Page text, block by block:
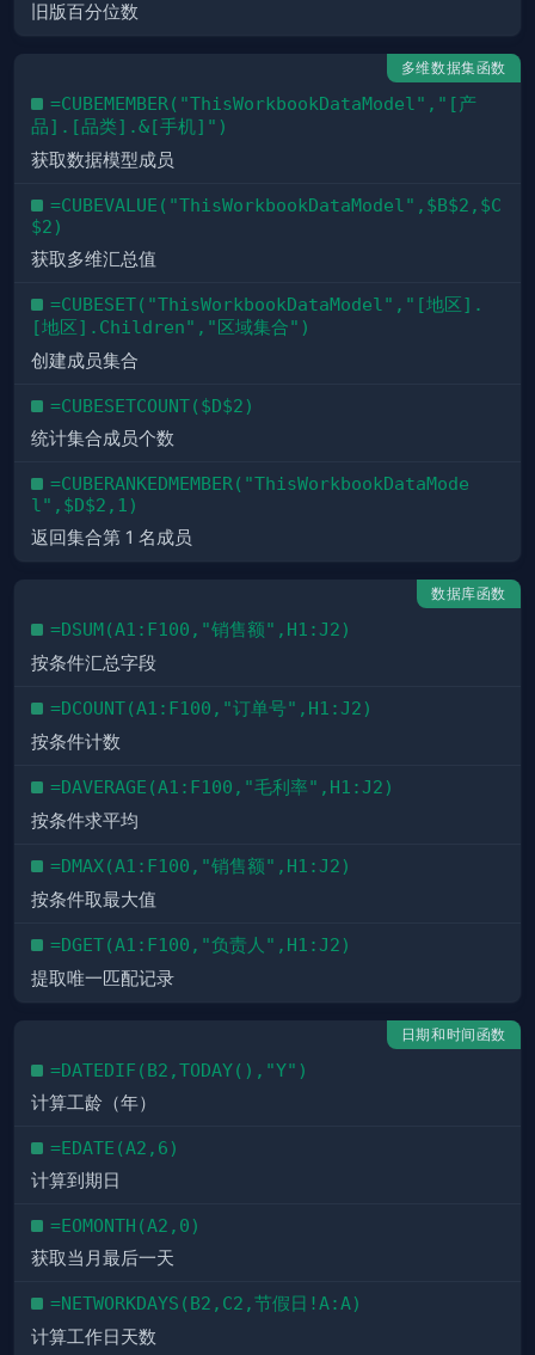
旧版百分位数
多维数据集函数
=CUBEMEMBER("ThisWorkbookDataModel","[产
品].[品类].&[手机]")
获取数据模型成员
=CUBEVALUE("ThisWorkbookDataModel",$B$2,$C
$2)
获取多维汇总值
=CUBESET("ThisWorkbookDataModel","[地区].
[地区].Children","区域集合")
创建成员集合
=CUBESETCOUNT($D$2)
统计集合成员个数
=CUBERANKEDMEMBER("ThisWorkbookDataMode
l",$D$2,1)
返回集合第 1 名成员
数据库函数
=DSUM(A1:F100,"销售额",H1:J2)
按条件汇总字段
=DCOUNT(A1:F100,"订单号",H1:J2)
按条件计数
=DAVERAGE(A1:F100,"毛利率",H1:J2)
按条件求平均
=DMAX(A1:F100,"销售额",H1:J2)
按条件取最大值
=DGET(A1:F100,"负责人",H1:J2)
提取唯一匹配记录
日期和时间函数
=DATEDIF(B2,TODAY(),"Y")
计算工龄（年）
=EDATE(A2,6)
计算到期日
=EOMONTH(A2,0)
获取当月最后一天
=NETWORKDAYS(B2,C2,节假日!A:A)
计算工作日天数